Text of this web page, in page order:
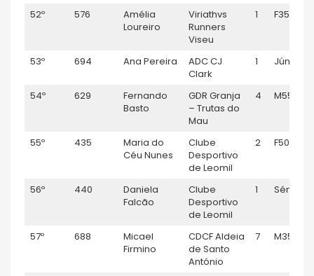
52º 576
Amélia
Loureiro
Viriathvs
Runners
Viseu
1 F35
53º 694 Ana Pereira
ADC CJ
Clark
1 Júnior F
54º 629
Fernando
Basto
GDR Granja
– Trutas do
Mau
4 M55
55º 435
Maria do
Céu Nunes
Clube
Desportivo
de Leomil
2 F50
56º 440
Daniela
Falcão
Clube
Desportivo
de Leomil
1 Sénior F
57º 688
Micael
Firmino
CDCF Aldeia
de Santo
António
7 M35